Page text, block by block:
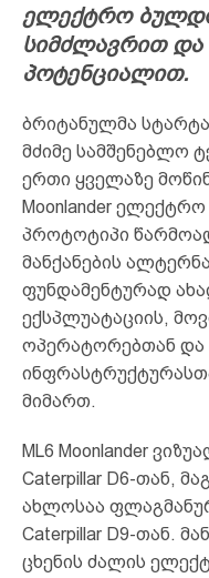
ელექტრო
სიმძლავრით და
პოტენციალით.
ბრიტანულმა
მძიმე სამშენებლო
ერთი ყველაზე
Moonlander
პროტოტიპი
მანქანების
ფუნდამენტურად
ექსპლუატაციის,
ოპერატორებთან
მიმართ.
ML6 Moonlander
Caterpillar D6-თან,
ახლოსაა
Caterpillar D9-თან.
ცხენის ძალის